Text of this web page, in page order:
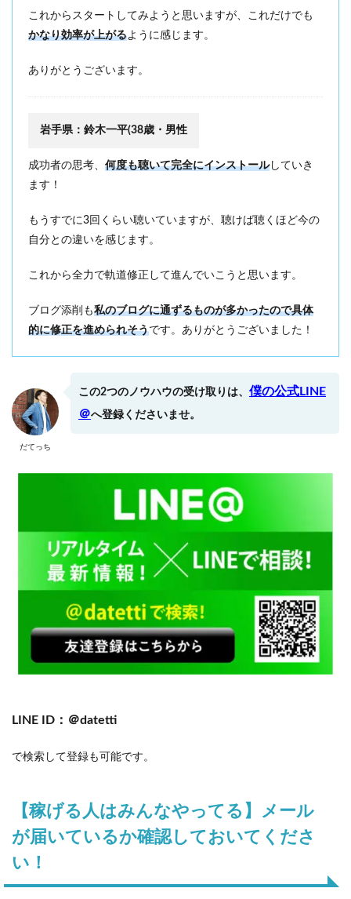
これからスタートしてみようと思いますが、これだけでも
かなり効率が上がるように感じます。
ありがとうございます。
岩手県：鈴木一平(38歳・男性
成功者の思考、 何度も聴いて完全にインストールしていき
ます！
もうすでに3回くらい聴いていますが、聴けば聴くほど今の
自分との違いを感じます。
これから全力で軌道修正して進んでいこうと思います。
ブログ添削も私のブログに通ずるものが多かったので具体
的に修正を進められそうです。ありがとうございました！
だてっち
この2つのノウハウの受け取りは、 僕の公式LINE
＠へ登録くださいませ。
LINE ID：＠datetti
で検索して登録も可能です。
【稼げる人はみんなやってる】メール
が届いているか確認しておいてくださ
い！